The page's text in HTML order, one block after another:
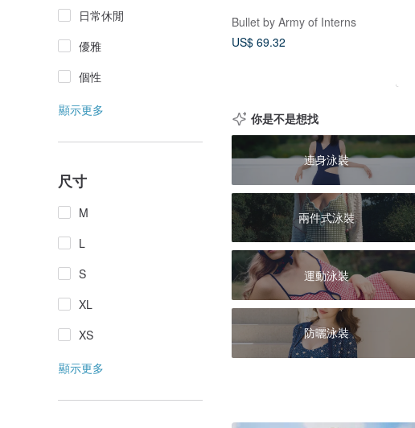
日常休閒
優雅
個性
顯示更多
尺寸
M
L
S
XL
XS
顯示更多
Bullet by Army of Interns
US$ 69.32
你是不是想找
連身泳裝
兩件式泳裝
運動泳裝
防曬泳裝